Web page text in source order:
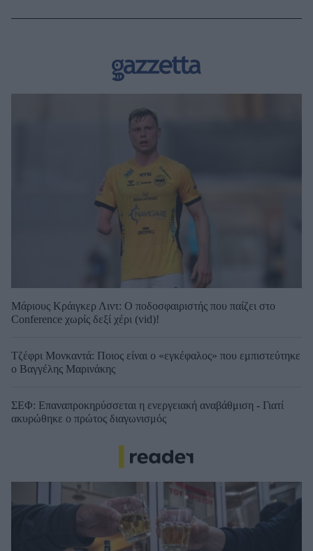
Μάριους Κράιγκερ Λιντ: Ο ποδοσφαιριστής που παίζει στο
Conference χωρίς δεξί χέρι (vid)!
Τζέφρι Μονκαντά: Ποιος είναι ο «εγκέφαλος» που εμπιστεύτηκε
ο Βαγγέλης Μαρινάκης
ΣΕΦ: Επαναπροκηρύσσεται η ενεργειακή αναβάθμιση - Γιατί
ακυρώθηκε ο πρώτος διαγωνισμός